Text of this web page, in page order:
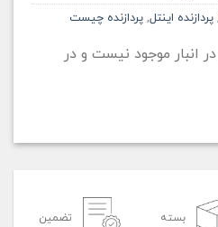
پردازنده اینتل, پردازنده چیست
انبار موجود نیست و در
بسته
تضمین